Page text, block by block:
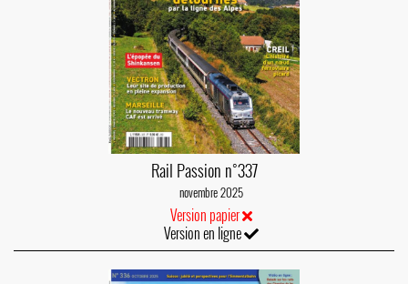
Rail Passion n°337
novembre 2025
Version papier
Version en ligne